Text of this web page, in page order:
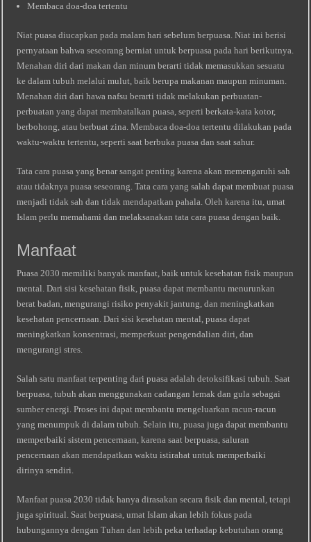
Membaca doa-doa tertentu
Niat puasa diucapkan pada malam hari sebelum berpuasa. Niat ini berisi
pernyataan bahwa seseorang berniat untuk berpuasa pada hari berikutnya.
Menahan diri dari makan dan minum berarti tidak memasukkan sesuatu
ke dalam tubuh melalui mulut, baik berupa makanan maupun minuman.
Menahan diri dari hawa nafsu berarti tidak melakukan perbuatan-
perbuatan yang dapat membatalkan puasa, seperti berkata-kata kotor,
berbohong, atau berbuat zina. Membaca doa-doa tertentu dilakukan pada
waktu-waktu tertentu, seperti saat berbuka puasa dan saat sahur.
Tata cara puasa yang benar sangat penting karena akan memengaruhi sah
atau tidaknya puasa seseorang. Tata cara yang salah dapat membuat puasa
menjadi tidak sah dan tidak mendapatkan pahala. Oleh karena itu, umat
Islam perlu memahami dan melaksanakan tata cara puasa dengan baik.
Manfaat
Puasa 2030 memiliki banyak manfaat, baik untuk kesehatan fisik maupun
mental. Dari sisi kesehatan fisik, puasa dapat membantu menurunkan
berat badan, mengurangi risiko penyakit jantung, dan meningkatkan
kesehatan pencernaan. Dari sisi kesehatan mental, puasa dapat
meningkatkan konsentrasi, memperkuat pengendalian diri, dan
mengurangi stres.
Salah satu manfaat terpenting dari puasa adalah detoksifikasi tubuh. Saat
berpuasa, tubuh akan menggunakan cadangan lemak dan gula sebagai
sumber energi. Proses ini dapat membantu mengeluarkan racun-racun
yang menumpuk di dalam tubuh. Selain itu, puasa juga dapat membantu
memperbaiki sistem pencernaan, karena saat berpuasa, saluran
pencernaan akan mendapatkan waktu istirahat untuk memperbaiki
dirinya sendiri.
Manfaat puasa 2030 tidak hanya dirasakan secara fisik dan mental, tetapi
juga spiritual. Saat berpuasa, umat Islam akan lebih fokus pada
hubungannya dengan Tuhan dan lebih peka terhadap kebutuhan orang